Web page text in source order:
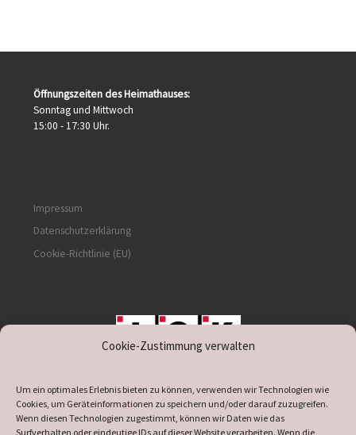
Cookie-Zustimmung verwalten
Um ein optimales Erlebnis bieten zu können, verwenden wir Technologien wie
Cookies, um Geräteinformationen zu speichern und/oder darauf zuzugreifen.
Wenn diesen Technologien zugestimmt, können wir Daten wie das
Surfverhalten oder eindeutige IDs auf dieser Website verarbeiten. Wenn die
Öffnungszeiten des Heimathauses:
Sonntag und Mittwoch
15:00 - 17:30 Uhr.
Impressum
Datenschutzerklärung
Cookie-Richtlinie (EU)